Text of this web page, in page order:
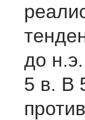
до
5 в. В